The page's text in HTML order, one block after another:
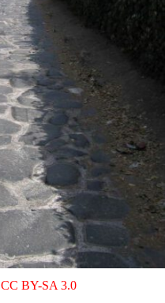
CC BY-SA 3.0